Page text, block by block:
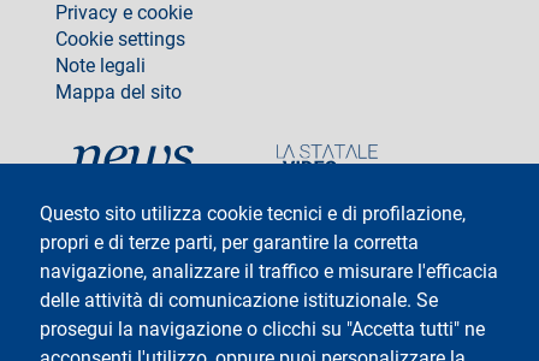
Questo sito utilizza cookie tecnici e di profilazione,
propri e di terze parti, per garantire la corretta
navigazione, analizzare il traffico e misurare l'efficacia
delle attività di comunicazione istituzionale. Se
prosegui la navigazione o clicchi su "Accetta tutti" ne
Privacy e cookie
Cookie settings
Note legali
Mappa del sito
Testo
Università degli Studi di Milano
Via Festa del Perdono 7 - 20122 Milano
Tel: +39 02 5032 5032
social